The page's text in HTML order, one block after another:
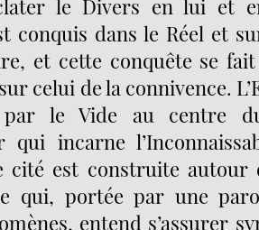
le Divers en lui et
conquis dans le Réel et
et cette conquête se
celui de la connivence.
le Vide au centre
qui incarne
cité est construite autour
qui, portée par une
entend s’assurer